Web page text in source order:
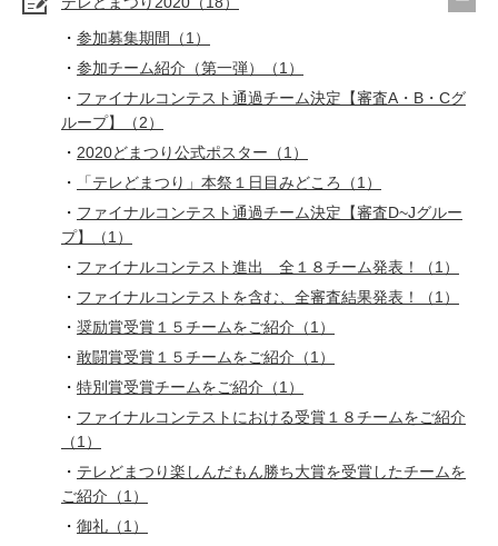
参加募集期間（1）
参加チーム紹介（第一弾）（1）
ファイナルコンテスト通過チーム決定【審査A・B・Cグ
ループ】（2）
2020どまつり公式ポスター（1）
「テレどまつり」本祭１日目みどころ（1）
ファイナルコンテスト通過チーム決定【審査D~Jグルー
プ】（1）
ファイナルコンテスト進出 全１８チーム発表！（1）
ファイナルコンテストを含む、全審査結果発表！（1）
奨励賞受賞１５チームをご紹介（1）
敢闘賞受賞１５チームをご紹介（1）
特別賞受賞チームをご紹介（1）
ファイナルコンテストにおける受賞１８チームをご紹介
（1）
テレどまつり楽しんだもん勝ち大賞を受賞したチームを
ご紹介（1）
御礼（1）